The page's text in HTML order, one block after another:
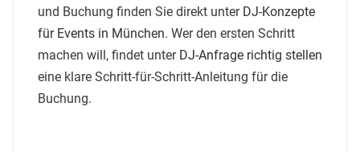
und Buchung finden Sie direkt unter DJ-Konzepte
für Events in München. Wer den ersten Schritt
machen will, findet unter DJ-Anfrage richtig stellen
eine klare Schritt-für-Schritt-Anleitung für die
Buchung.